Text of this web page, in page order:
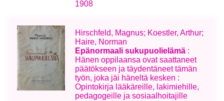
1908
Hirschfeld, Magnus; Koestler, Arthur;
Haire, Norman
Epänormaali sukupuolielämä :
Hänen oppilaansa ovat saattaneet
päätökseen ja täydentäneet tämän
työn, joka jäi häneltä kesken :
Opintokirja lääkäreille, lakimiehille,
pedagogeille ja sosiaalhoitajille